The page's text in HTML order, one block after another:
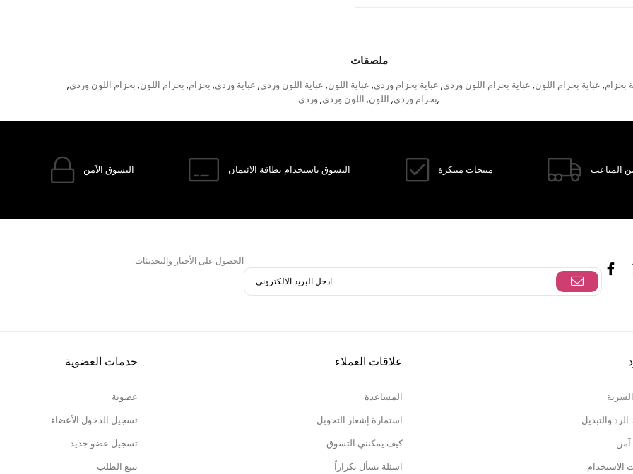
ملصقات
بحزام, عباية بحزام اللون, عباية بحزام اللون وردي, عباية بحزام وردي, عباية اللون, عباية اللون وردي, عباية وردي, بحزام, بحزام اللون, بحزام اللون وردي,
بحزام وردي, اللون, اللون وردي,وردي ,
المتاعب منتجات مبتكرة التسوق باستخدام بطاقة الائتمان التسوق الآمن
الحصول على الأخبار والتحديثات.
والتبديل
الاستخدام
علاقات العملاء
المساعدة
استمارة إشعار التحويل
كيف يمكنني التسوق
اسئلة تسأل تكراراً
خدمات العضوية
عضوية
تسجيل الدخول الأعضاء
تسجيل عضو جديد
تتبع الطلب